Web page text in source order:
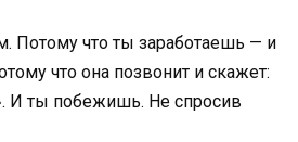
Потому что ты заработаешь — и
что она позвонит и скажет:
И ты побежишь. Не спросив